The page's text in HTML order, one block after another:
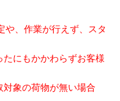
、作業が行えず、スタ
にもかかわらずお客様
象の荷物が無い場合